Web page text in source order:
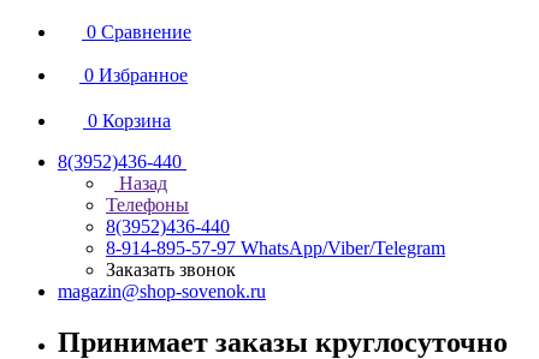
0 Сравнение
0 Избранное
0 Корзина
8(3952)436-440
Назад
Телефоны
8(3952)436-440
8-914-895-57-97 WhatsApp/Viber/Telegram
Заказать звонок
magazin@shop-sovenok.ru
Принимает заказы круглосуточно